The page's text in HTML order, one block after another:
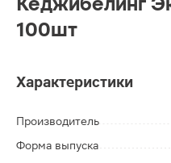
100шт
Характеристики
Производитель
Форма выпуска